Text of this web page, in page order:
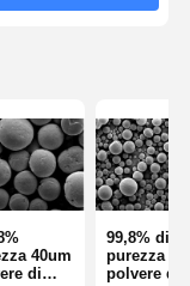
40um
di
99,8% di
purezza
polvere di